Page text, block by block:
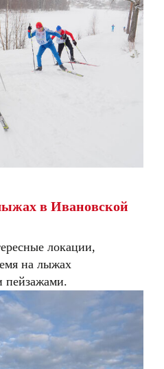
в Ивановской
локации,
на лыжах
пейзажами.